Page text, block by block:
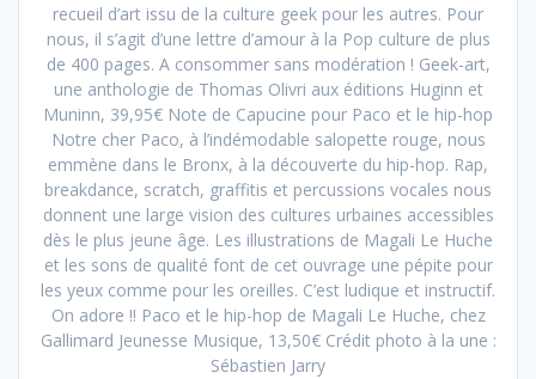
recueil d’art issu de la culture geek pour les autres. Pour
nous, il s’agit d’une lettre d’amour à la Pop culture de plus
de 400 pages. A consommer sans modération ! Geek-art,
une anthologie de Thomas Olivri aux éditions Huginn et
Muninn, 39,95€ Note de Capucine pour Paco et le hip-hop
Notre cher Paco, à l’indémodable salopette rouge, nous
emmène dans le Bronx, à la découverte du hip-hop. Rap,
breakdance, scratch, graffitis et percussions vocales nous
donnent une large vision des cultures urbaines accessibles
dès le plus jeune âge. Les illustrations de Magali Le Huche
et les sons de qualité font de cet ouvrage une pépite pour
les yeux comme pour les oreilles. C’est ludique et instructif.
On adore !! Paco et le hip-hop de Magali Le Huche, chez
Gallimard Jeunesse Musique, 13,50€ Crédit photo à la une :
Sébastien Jarry